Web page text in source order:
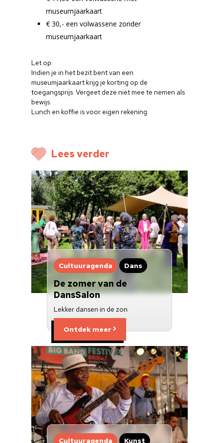
museumjaarkaart
€ 30,- een volwassene zonder
museumjaarkaart
Let op:
Indien je in het bezit bent van een
museumjaarkaart krijg je korting op de
toegangsprijs. Vergeet deze niet mee te nemen als
bewijs.
Lunch en koffie is voor eigen rekening.
Lees verder
Cultuuragenda Dans
De zomer van de
DansSalon
Lekker dansen in de zon
Ontdek meer
Cultuuragenda Kunst
Over ons